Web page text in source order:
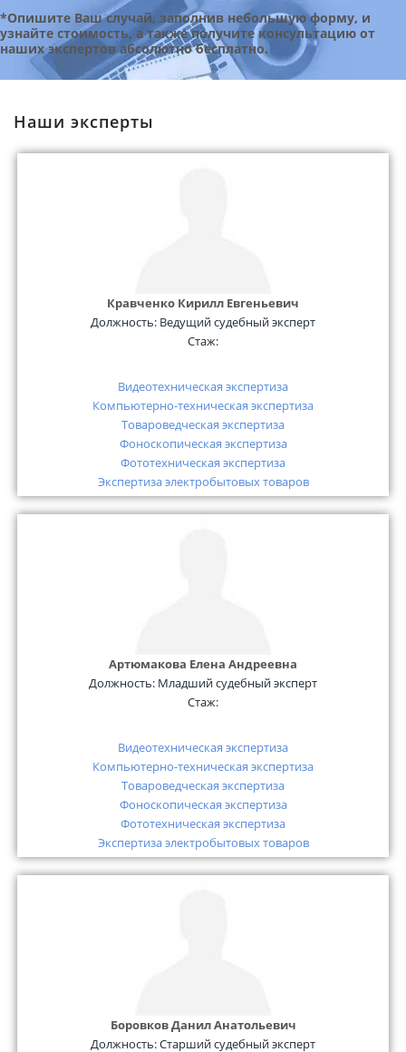
*Опишите Ваш случай, заполнив небольшую форму, и
узнайте стоимость, а также получите консультацию от
наших экспертов абсолютно бесплатно.
Наши эксперты
Кравченко Кирилл Евгеньевич
Должность: Ведущий судебный эксперт
Стаж:
Видеотехническая экспертиза
Компьютерно-техническая экспертиза
Товароведческая экспертиза
Фоноскопическая экспертиза
Фототехническая экспертиза
Экспертиза электробытовых товаров
Артюмакова Елена Андреевна
Должность: Младший судебный эксперт
Стаж:
Видеотехническая экспертиза
Компьютерно-техническая экспертиза
Товароведческая экспертиза
Фоноскопическая экспертиза
Фототехническая экспертиза
Экспертиза электробытовых товаров
Боровков Данил Анатольевич
Должность:Старший судебный эксперт